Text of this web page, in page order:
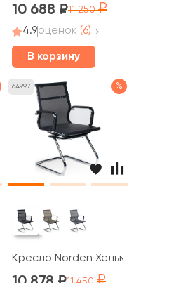
10 688 11 250
4.9оценок (6)
В корзину
СФ / Scroll SF (HY-813BC)
64997 %
Кресло Norden Хельмут CF